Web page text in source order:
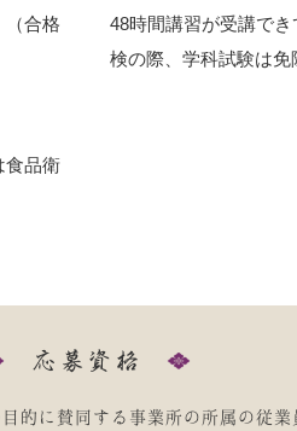
（合格
48時間講習が受講で
検の際、学科試験は免
食品衛
的に賛同する事業所の所属の従業